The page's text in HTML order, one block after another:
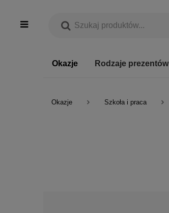
Okazje Rodzaje prezentów
Okazje Szkoła i praca